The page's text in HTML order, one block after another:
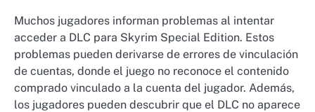
Muchos jugadores informan problemas al intentar
acceder a DLC para Skyrim Special Edition. Estos
problemas pueden derivarse de errores de vinculación
de cuentas, donde el juego no reconoce el contenido
comprado vinculado a la cuenta del jugador. Además,
los jugadores pueden descubrir que el DLC no aparece